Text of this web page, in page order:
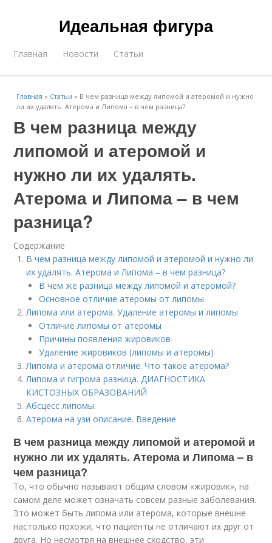
Идеальная фигура
Главная Новости Статьи
Главная » Статьи » В чем разница между липомой и атеромой и нужно
ли их удалять. Атерома и Липома – в чем разница?
В чем разница между
липомой и атеромой и
нужно ли их удалять.
Атерома и Липома – в чем
разница?
Содержание
В чем разница между липомой и атеромой и нужно ли
их удалять. Атерома и Липома – в чем разница?
В чем же разница между липомой и атеромой?
Основное отличие атеромы от липомы
Липома или атерома. Удаление атеромы и липомы
Отличие липомы от атеромы
Причины появления жировиков
Удаление жировиков (липомы и атеромы)
Липома и атерома отличие. Что такое атерома?
Липома и гигрома разница. ДИАГНОСТИКА
КИСТОЗНЫХ ОБРАЗОВАНИЙ
Абсцесс липомы.
Атерома на узи описание. Введение
В чем разница между липомой и атеромой и
нужно ли их удалять. Атерома и Липома – в
чем разница?
То, что обычно называют общим словом «жировик», на
самом деле может означать совсем разные заболевания.
Это может быть липома или атерома, которые внешне
настолько похожи, что пациенты не отличают их друг от
друга. Но несмотря на внешнее сходство, эти